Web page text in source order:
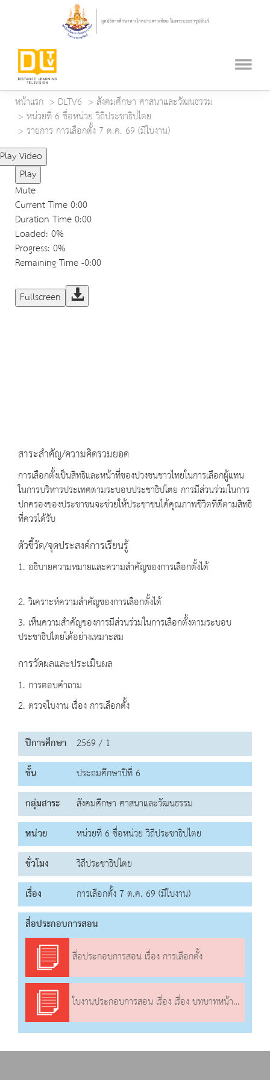
หน้าแรก DLTV6
สังคมศึกษา ศาสนาและวัฒนธรรม
หน่วยที่ 6 ชื่อหน่วย วิถีประชาธิปไตย
รายการ การเลือกตั้ง 7 ต.ค. 69 (มีใบงาน)
Play Video
Play
Mute
Current Time0:00
Duration Time0:00
Loaded: 0%
Progress: 0%
Remaining Time-0:00
Fullscreen
สาระสำคัญ/ความคิดรวมยอด
การเลือกตั้งเป็นสิทธิและหน้าที่ของปวงชนชาวไทยในการเลือกผู้แทน
ในการบริหารประเทศตามระบอบประชาธิปไตย การมีส่วนร่วมในการ
ปกครองของประชาชนจะช่วยให้ประชาชนได้คุณภาพชีวิตที่ดีตามสิทธิ
ที่ควรได้รับ
ตัวชี้วัด/จุดประสงค์การเรียนรู้
1. อธิบายความหมายและความสำคัญของการเลือกตั้งได้
2. วิเคราะห์ความสำคัญของการเลือกตั้งได้
3. เห็นความสำคัญของการมีส่วนร่วมในการเลือกตั้งตามระบอบ
ประชาธิปไตยได้อย่างเหมาะสม
การวัดผลและประเมินผล
1. การตอบคำถาม
2. ตรวจใบงาน เรื่อง การเลือกตั้ง
ปีการศึกษา 2569 / 1
ชั้น
ประถมศึกษาปีที่ 6
กลุ่มสาระ
สังคมศึกษา ศาสนาและวัฒนธรรม
หน่วย
หน่วยที่ 6 ชื่อหน่วย วิถีประชาธิปไตย
ชั่วโมง
วิถีประชาธิปไตย
เรื่อง
การเลือกตั้ง 7 ต.ค. 69 (มีใบงาน)
สื่อประกอบการสอน
สื่อประกอบการสอน เรื่อง การเลือกตั้ง
ใบงานประกอบการสอน เรื่อง เรื่อง บทบาทหน้าที่ของรัฐบาล